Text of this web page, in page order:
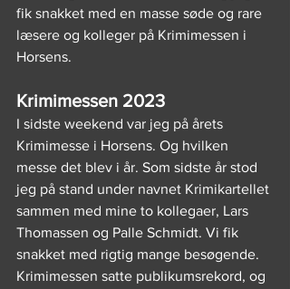
fik snakket med en masse søde og rare
læsere og kolleger på Krimimessen i
Horsens.
Krimimessen 2023
I sidste weekend var jeg på årets
Krimimesse i Horsens. Og hvilken
messe det blev i år. Som sidste år stod
jeg på stand under navnet Krimikartellet
sammen med mine to kollegaer, Lars
Thomassen og Palle Schmidt. Vi fik
snakket med rigtig mange besøgende.
Krimimessen satte publikumsrekord, og